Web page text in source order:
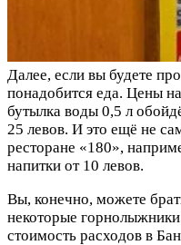
Далее, если вы будете
понадобится еда. Цены
бутылка воды 0,5 л
25 левов. И это ещё не
ресторане «180»,
напитки от 10 левов.
Вы, конечно, можете
некоторые
стоимость расходов в